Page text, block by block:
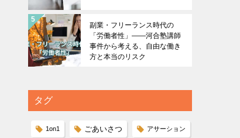
副業・フリーランス時代の
「労働者性」――河合塾講師
事件から考える、自由な働き
方と本当のリスク
タグ
1on1 ごあいさつ アサーション